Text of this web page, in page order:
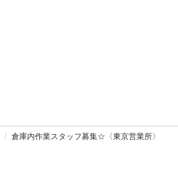
倉庫内作業スタッフ募集☆〈東京営業所〉